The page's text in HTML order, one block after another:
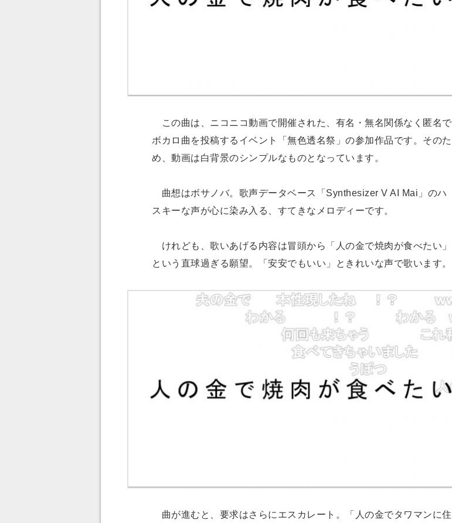
この曲は、ニコニコ動画で開催された、有名・無名関係なく匿名で
ボカロ曲を投稿するイベント「無色透名祭」の参加作品です。そのた
め、動画は白背景のシンプルなものとなっています。
曲想はボサノバ。歌声データベース「Synthesizer V AI Mai」のハ
スキーな声が心に染み入る、すてきなメロディーです。
けれども、歌いあげる内容は冒頭から「人の金で焼肉が食べたい」
という直球過ぎる願望。「安安でもいい」ときれいな声で歌います。
曲が進むと、要求はさらにエスカレート。「人の金でタワマンに住